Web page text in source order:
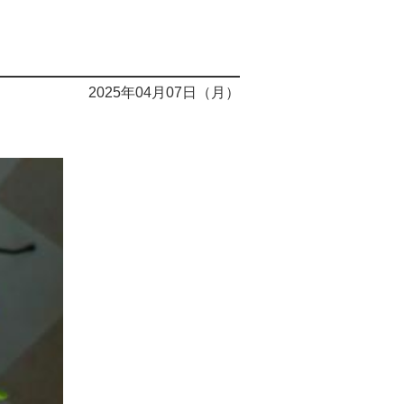
2025年04月07日（月）